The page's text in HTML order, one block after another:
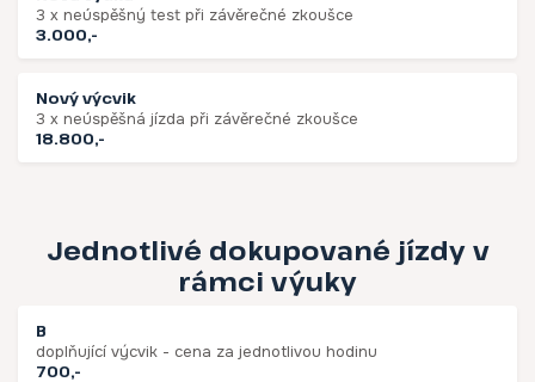
3 x neúspěšný test při závěrečné zkoušce
3.000,-
Nový výcvik
3 x neúspěšná jízda při závěrečné zkoušce
18.800,-
Jednotlivé dokupované jízdy v
rámci výuky
B
doplňující výcvik - cena za jednotlivou hodinu
700,-